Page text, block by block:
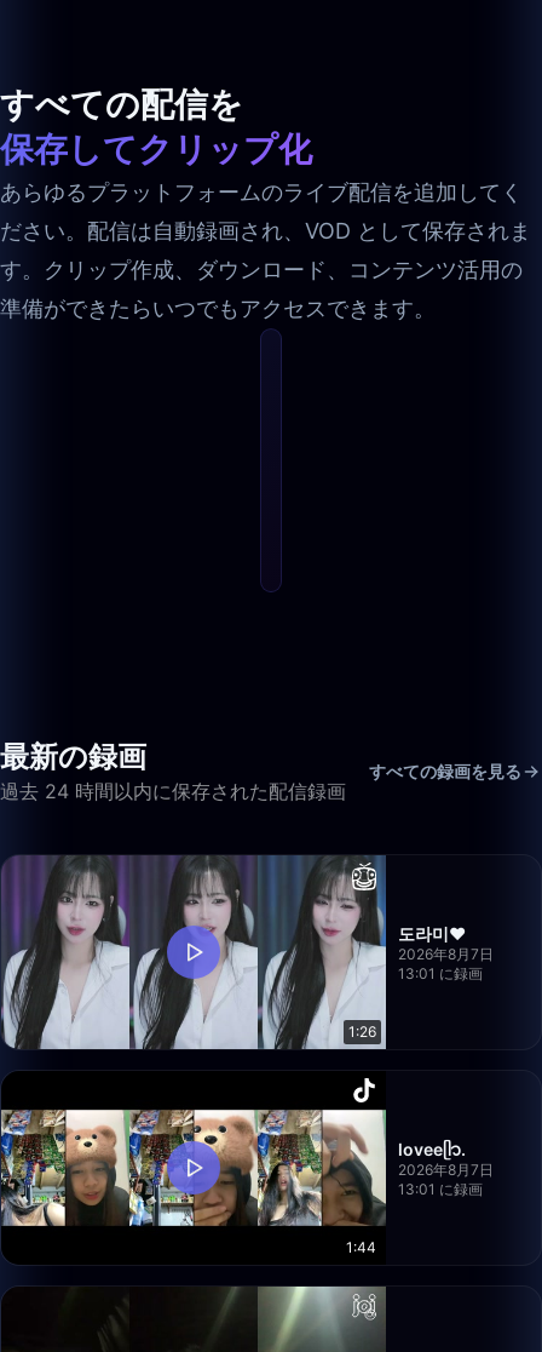
すべての配信を
保存してクリップ化
あらゆるプラットフォームのライブ配信を追加してく
ださい。配信は自動録画され、VOD として保存されま
す。クリップ作成、ダウンロード、コンテンツ活用の
準備ができたらいつでもアクセスできます。
最新の録画
過去 24 時間以内に保存された配信録画
すべての録画を見る
1:26
도라미♥
2026年8月7日
13:01 に録画
1:44
loveeᥫ᭡.
2026年8月7日
13:01 に録画